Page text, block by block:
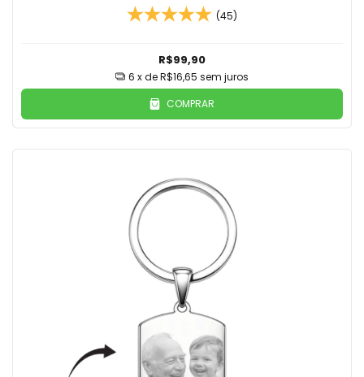
(45)
R$99,90
6 x deR$16,65 sem juros
COMPRAR